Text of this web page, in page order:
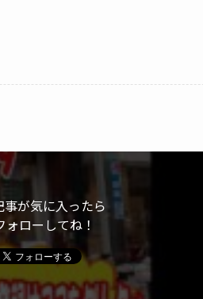
事が気に入ったら
ォローしてね！